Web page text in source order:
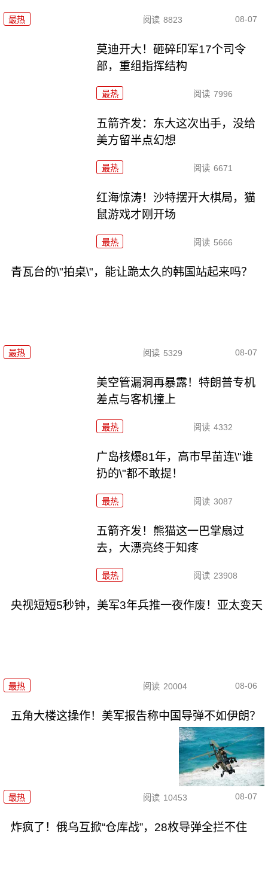
最热 阅读 8823 08-07
莫迪开大！砸碎印军17个司令
部，重组指挥结构
最热 阅读 7996
五箭齐发：东大这次出手，没给
美方留半点幻想
最热 阅读 6671
红海惊涛！沙特摆开大棋局，猫
鼠游戏才刚开场
最热 阅读 5666
青瓦台的\"拍桌\"，能让跪太久的韩国站起来吗？
最热 阅读 5329 08-07
美空管漏洞再暴露！特朗普专机
差点与客机撞上
最热 阅读 4332
广岛核爆81年，高市早苗连\"谁
扔的\"都不敢提！
最热 阅读 3087
五箭齐发！熊猫这一巴掌扇过
去，大漂亮终于知疼
最热 阅读 23908
央视短短5秒钟，美军3年兵推一夜作废！亚太变天
最热 阅读 20004 08-06
五角大楼这操作！美军报告称中国导弹不如伊朗？
最热 阅读 10453 08-07
炸疯了！俄乌互掀“仓库战”，28枚导弹全拦不住